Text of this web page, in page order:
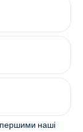
першими наші